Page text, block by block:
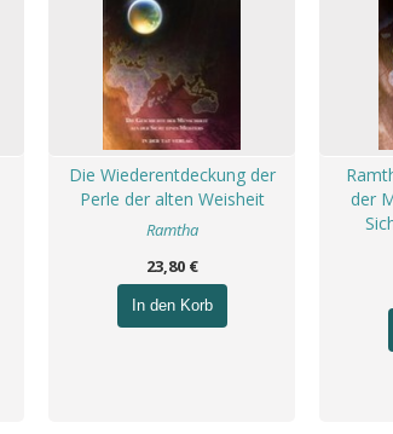
Die Wiederentdeckung der
Perle der alten Weisheit
Ramtha
23,80 €
In den Korb
der